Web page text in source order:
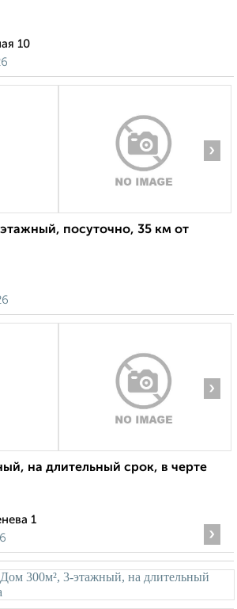
10
›
посуточно, 35 км от
›
на длительный срок, в черте
1
›